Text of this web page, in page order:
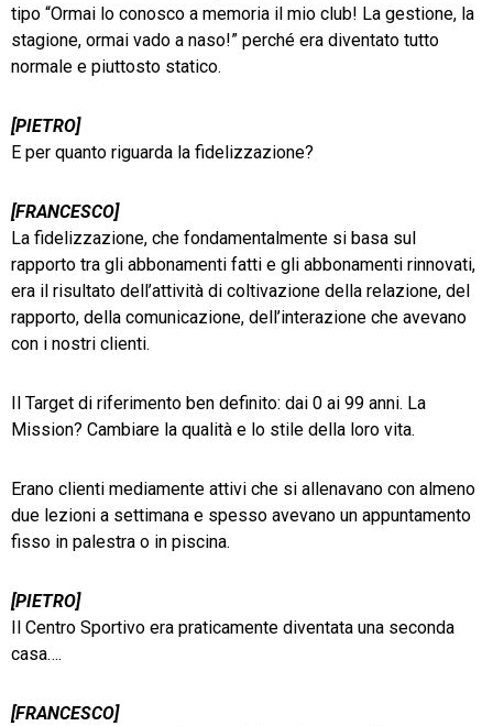
tipo “Ormai lo conosco a memoria il mio club! La gestione, la
stagione, ormai vado a naso!” perché era diventato tutto
normale e piuttosto statico.
[PIETRO]
E per quanto riguarda la fidelizzazione?
[FRANCESCO]
La fidelizzazione, che fondamentalmente si basa sul
rapporto tra gli abbonamenti fatti e gli abbonamenti rinnovati,
era il risultato dell’attività di coltivazione della relazione, del
rapporto, della comunicazione, dell’interazione che avevano
con i nostri clienti.
Il Target di riferimento ben definito: dai 0 ai 99 anni. La
Mission? Cambiare la qualità e lo stile della loro vita.
Erano clienti mediamente attivi che si allenavano con almeno
due lezioni a settimana e spesso avevano un appuntamento
fisso in palestra o in piscina.
[PIETRO]
Il Centro Sportivo era praticamente diventata una seconda
casa….
[FRANCESCO]